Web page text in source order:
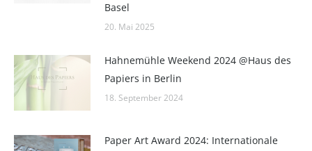
Basel
20. Mai 2025
Hahnemühle Weekend 2024 @Haus des
Papiers in Berlin
18. September 2024
Paper Art Award 2024: Internationale